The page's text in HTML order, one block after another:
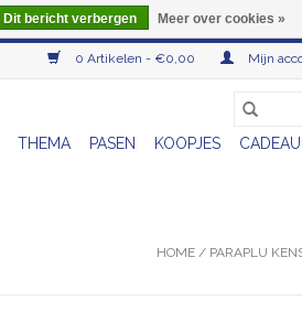
0 Artikelen - €0,00 Mijn
THEMA PASEN KOOPJES
HOME / PARAPLU
Dit bericht verbergen Meer over cookies »